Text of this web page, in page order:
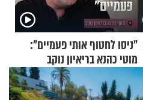
"ניסו לחטוף אותי פעמיים":
מוטי כהנא בריאיון נוקב